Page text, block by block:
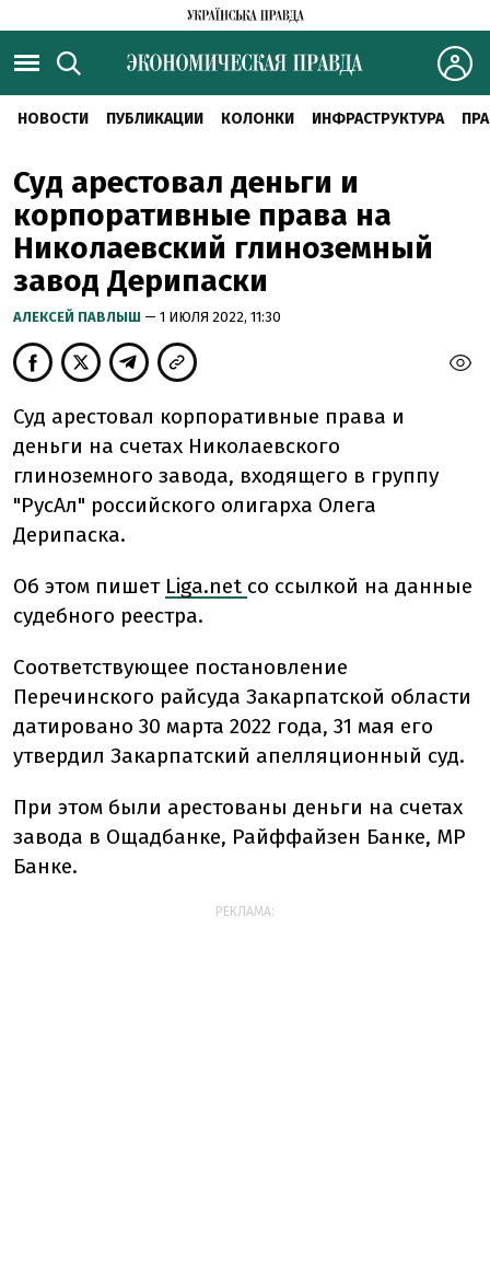
НОВОСТИ ПУБЛИКАЦИИ КОЛОНКИ ИНФРАСТРУКТУРА
Суд арестовал деньги и
корпоративные права на
Николаевский глиноземный
завод Дерипаски
АЛЕКСЕЙ ПАВЛЫШ — 1 ИЮЛЯ 2022, 11:30
Суд арестовал корпоративные права и
деньги на счетах Николаевского
глиноземного завода, входящего в группу
"РусАл" российского олигарха Олега
Дерипаска.
Об этом пишет Liga.net со ссылкой на данные
судебного реестра.
Соответствующее постановление
Перечинского райсуда Закарпатской области
датировано 30 марта 2022 года, 31 мая его
утвердил Закарпатский апелляционный суд.
При этом были арестованы деньги на счетах
завода в Ощадбанке, Райффайзен Банке, МР
Банке.
РЕКЛАМА: